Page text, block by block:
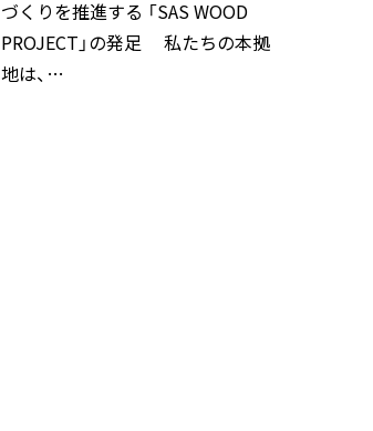
づくりを推進する 「SAS WOOD
PROJECT」の発足 私たちの本拠
地は、…